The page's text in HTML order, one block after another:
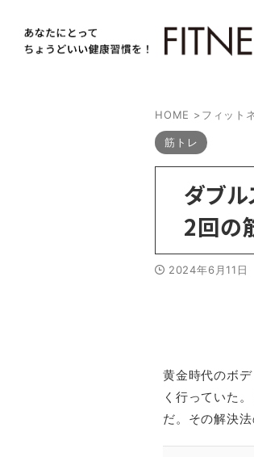
HOME >フィット
筋トレ
ダブ
2回の
2024年6月11日
黄金時代のボ
く行っていた
だ。その解決